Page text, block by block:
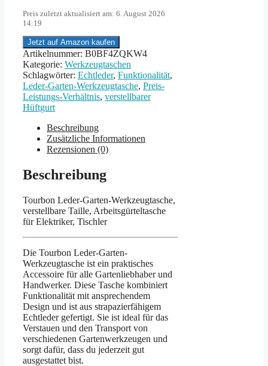
Preis zuletzt aktualisiert am: 6. August 2026
14:19
Jetzt auf Amazon kaufen
Artikelnummer: B0BF4ZQKW4
Kategorie: Werkzeugtaschen
Schlagwörter: Echtleder, Funktionalität,
Leder-Garten-Werkzeugtasche, Preis-
Leistungs-Verhältnis, verstellbarer
Hüftgurt
Beschreibung
Zusätzliche Informationen
Rezensionen (0)
Beschreibung
Tourbon Leder-Garten-Werkzeugtasche,
verstellbare Taille, Arbeitsgürteltasche
für Elektriker, Tischler
Die Tourbon Leder-Garten-
Werkzeugtasche ist ein praktisches
Accessoire für alle Gartenliebhaber und
Handwerker. Diese Tasche kombiniert
Funktionalität mit ansprechendem
Design und ist aus strapazierfähigem
Echtleder gefertigt. Sie ist ideal für das
Verstauen und den Transport von
verschiedenen Gartenwerkzeugen und
sorgt dafür, dass du jederzeit gut
ausgestattet bist.